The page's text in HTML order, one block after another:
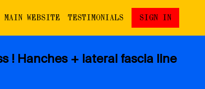
MAIN WEBSITE TESTIMONIALS SIGN IN
! Hanches + lateral fascia line